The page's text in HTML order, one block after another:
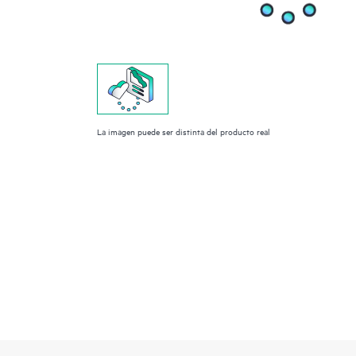
La imagen puede ser distinta del producto real